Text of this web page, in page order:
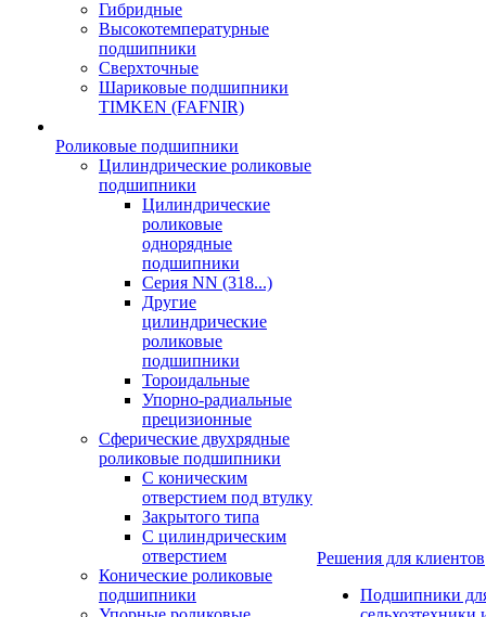
Гибридные
Высокотемпературные
подшипники
Сверхточные
Шариковые подшипники
TIMKEN (FAFNIR)
Роликовые подшипники
Цилиндрические роликовые
подшипники
Цилиндрические
роликовые
однорядные
подшипники
Серия NN (318...)
Другие
цилиндрические
роликовые
подшипники
Тороидальные
Упорно-радиальные
прецизионные
Сферические двухрядные
роликовые подшипники
С коническим
отверстием под втулку
Закрытого типа
С цилиндрическим
отверстием
Конические роликовые
подшипники
Решения для клиентов
Подшипники